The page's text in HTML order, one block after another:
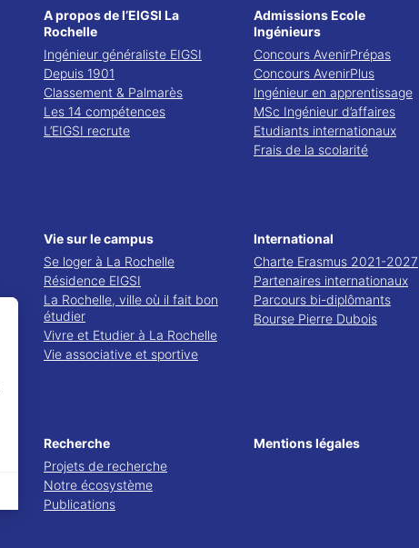
A propos de l’EIGSI La
Rochelle
Ingénieur généraliste EIGSI
Depuis 1901
Classement & Palmarès
Les 14 compétences
L’EIGSI recrute
Admissions Ecole
Ingénieurs
Concours AvenirPrépas
Concours AvenirPlus
Ingénieur en apprentissage
MSc Ingénieur d’affaires
Etudiants internationaux
Frais de la scolarité
Vie sur le campus
Se loger à La Rochelle
Résidence EIGSI
La Rochelle, ville où il fait bon
étudier
Vivre et Etudier à La Rochelle
Vie associative et sportive
International
Charte Erasmus 2021-2027
Partenaires internationaux
Parcours bi-diplômants
Bourse Pierre Dubois
Recherche
Projets de recherche
Notre écosystème
Publications
Mentions légales